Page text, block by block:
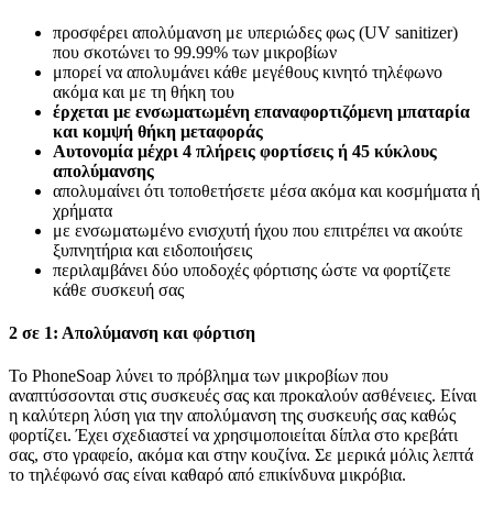
προσφέρει απολύμανση με υπεριώδες φως (UV sanitizer)
που σκοτώνει το 99.99% των μικροβίων
μπορεί να απολυμάνει κάθε μεγέθους κινητό τηλέφωνο
ακόμα και με τη θήκη του
έρχεται με ενσωματωμένη επαναφορτιζόμενη μπαταρία
και κομψή θήκη μεταφοράς
Αυτονομία μέχρι 4 πλήρεις φορτίσεις ή 45 κύκλους
απολύμανσης
απολυμαίνει ότι τοποθετήσετε μέσα ακόμα και κοσμήματα ή
χρήματα
με ενσωματωμένο ενισχυτή ήχου που επιτρέπει να ακούτε
ξυπνητήρια και ειδοποιήσεις
περιλαμβάνει δύο υποδοχές φόρτισης ώστε να φορτίζετε
κάθε συσκευή σας
2 σε 1: Απολύμανση και φόρτιση
Το PhoneSoap λύνει το πρόβλημα των μικροβίων που
αναπτύσσονται στις συσκευές σας και προκαλούν ασθένειες. Είναι
η καλύτερη λύση για την απολύμανση της συσκευής σας καθώς
φορτίζει. Έχει σχεδιαστεί να χρησιμοποιείται δίπλα στο κρεβάτι
σας, στο γραφείο, ακόμα και στην κουζίνα. Σε μερικά μόλις λεπτά
το τηλέφωνό σας είναι καθαρό από επικίνδυνα μικρόβια.